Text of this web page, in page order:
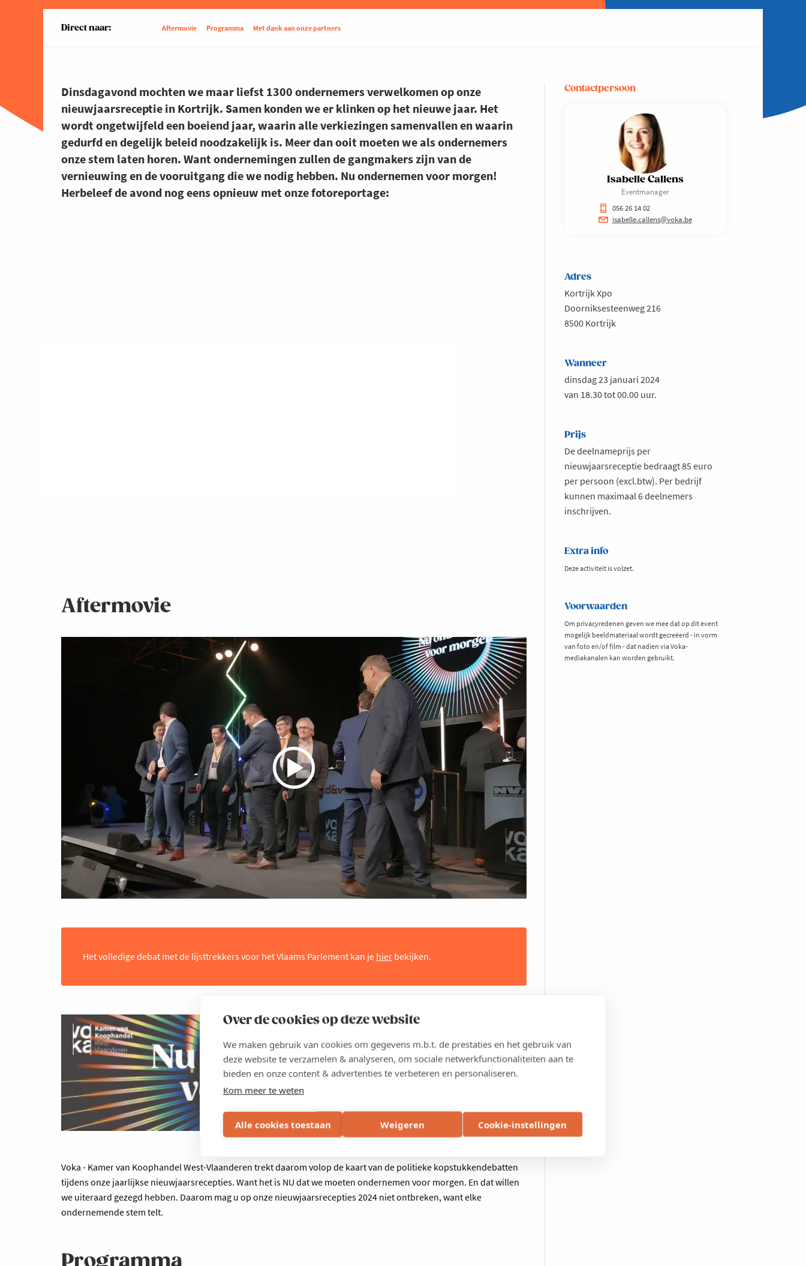
Over de cookies op deze website
We maken gebruik van cookies om gegevens m.b.t. de prestaties en het gebruik van
deze website te verzamelen & analyseren, om sociale netwerkfunctionaliteiten aan te
bieden en onze content & advertenties te verbeteren en personaliseren.
Kom meer te weten
Alle cookies toestaan Weigeren Cookie-instellingen
Direct naar: Aftermovie Programma Met dank aan onze partners
Dinsdagavond mochten we maar liefst 1300 ondernemers verwelkomen op onze
nieuwjaarsreceptie in Kortrijk. Samen konden we er klinken op het nieuwe jaar. Het
wordt ongetwijfeld een boeiend jaar, waarin alle verkiezingen samenvallen en waarin
gedurfd en degelijk beleid noodzakelijk is. Meer dan ooit moeten we als ondernemers
onze stem laten horen. Want ondernemingen zullen de gangmakers zijn van de
vernieuwing en de vooruitgang die we nodig hebben. Nu ondernemen voor morgen!
Herbeleef de avond nog eens opnieuw met onze fotoreportage:
Aftermovie
Het volledige debat met de lijsttrekkers voor het Vlaams Parlement kan je hier bekijken.
Voka - Kamer van Koophandel West-Vlaanderen trekt daarom volop de kaart van de politieke kopstukkendebatten
tijdens onze jaarlijkse nieuwjaarsrecepties. Want het is NU dat we moeten ondernemen voor morgen. En dat willen
we uiteraard gezegd hebben. Daarom mag u op onze nieuwjaarsrecepties 2024 niet ontbreken, want elke
ondernemende stem telt.
Contactpersoon
Isabelle Callens
Eventmanager
056 26 14 02
isabelle.callens@voka.be
Adres
Kortrijk Xpo
Doorniksesteenweg 216
8500 Kortrijk
Wanneer
dinsdag 23 januari 2024
van 18.30 tot 00.00 uur.
Prijs
De deelnameprijs per
nieuwjaarsreceptie bedraagt 85 euro
per persoon (excl.btw). Per bedrijf
kunnen maximaal 6 deelnemers
inschrijven.
Extra info
Deze activiteit is volzet.
Voorwaarden
Om privacyredenen geven we mee dat op dit event
mogelijk beeldmateriaal wordt gecreëerd - in vorm
van foto en/of film - dat nadien via Voka-
mediakanalen kan worden gebruikt.